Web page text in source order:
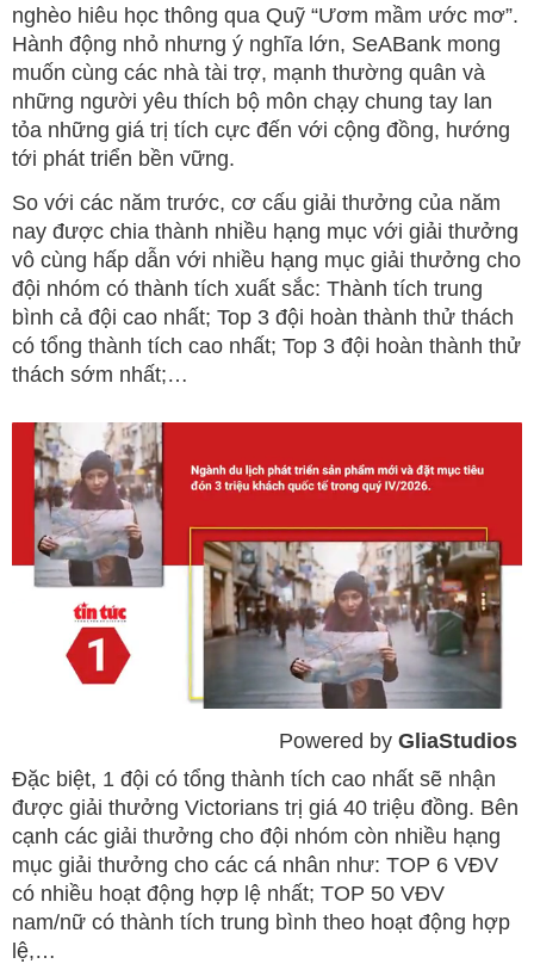
nghèo hiêu học thông qua Quỹ “Ươm mầm ước mơ”.
Hành động nhỏ nhưng ý nghĩa lớn, SeABank mong
muốn cùng các nhà tài trợ, mạnh thường quân và
những người yêu thích bộ môn chạy chung tay lan
tỏa những giá trị tích cực đến với cộng đồng, hướng
tới phát triển bền vững.
So với các năm trước, cơ cấu giải thưởng của năm
nay được chia thành nhiều hạng mục với giải thưởng
vô cùng hấp dẫn với nhiều hạng mục giải thưởng cho
đội nhóm có thành tích xuất sắc: Thành tích trung
bình cả đội cao nhất; Top 3 đội hoàn thành thử thách
có tổng thành tích cao nhất; Top 3 đội hoàn thành thử
thách sớm nhất;…
Powered by GliaStudios
Đặc biệt, 1 đội có tổng thành tích cao nhất sẽ nhận
được giải thưởng Victorians trị giá 40 triệu đồng. Bên
cạnh các giải thưởng cho đội nhóm còn nhiều hạng
mục giải thưởng cho các cá nhân như: TOP 6 VĐV
có nhiều hoạt động hợp lệ nhất; TOP 50 VĐV
nam/nữ có thành tích trung bình theo hoạt động hợp
lệ,…